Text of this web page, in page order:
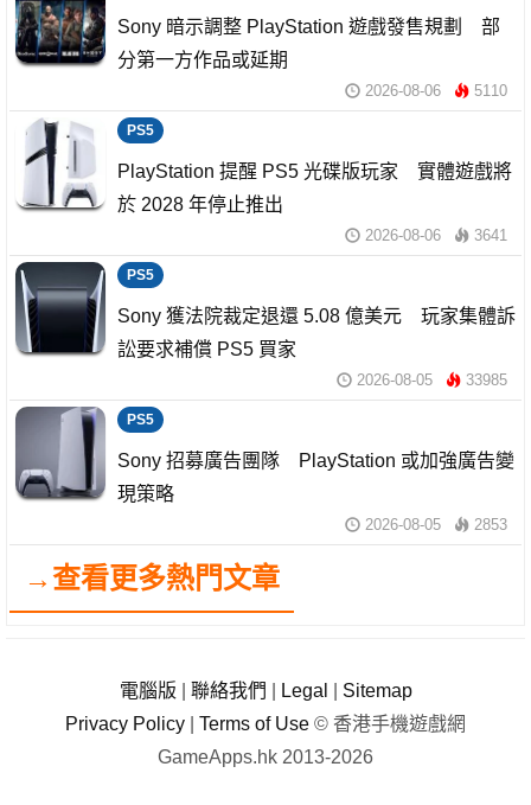
Sony 暗示調整 PlayStation 遊戲發售規劃 部
分第一方作品或延期
2026-08-06 5110
PS5
PlayStation 提醒 PS5 光碟版玩家 實體遊戲將
於 2028 年停止推出
2026-08-06 3641
PS5
Sony 獲法院裁定退還 5.08 億美元 玩家集體訴
訟要求補償 PS5 買家
2026-08-05 33985
PS5
Sony 招募廣告團隊 PlayStation 或加強廣告變
現策略
2026-08-05 2853
→查看更多熱門文章
電腦版 聯絡我們 Legal
Sitemap
Privacy Policy
Terms of Use © 香港手機遊戲網
GameApps.hk 2013-2026